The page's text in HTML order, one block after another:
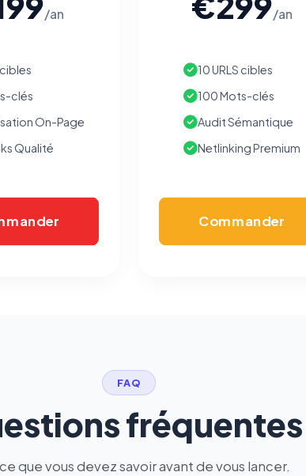
/an
cibles
clés
On-Page
Qualité
/an
10 URLS cibles
100 Mots-clés
Audit Sémantique
Netlinking Premium
Commander
FAQ
fréquentes
que vous devez savoir avant de vous lancer.